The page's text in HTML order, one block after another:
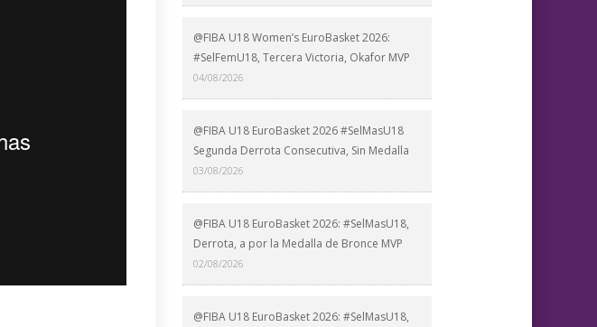
@FIBA U18 Women’s EuroBasket 2026:
#SelFemU18, Tercera Victoria, Okafor MVP
04/08/2026
@FIBA U18 EuroBasket 2026 #SelMasU18
Segunda Derrota Consecutiva, Sin Medalla
03/08/2026
@FIBA U18 EuroBasket 2026: #SelMasU18,
Derrota, a por la Medalla de Bronce MVP
02/08/2026
@FIBA U18 EuroBasket 2026: #SelMasU18,